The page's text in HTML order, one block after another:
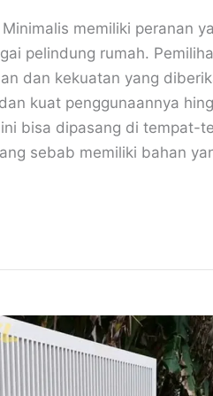
memiliki peranan
pelindung rumah.
dan kekuatan yang
kuat penggunaannya
bisa dipasang di tempat-
sebab memiliki bahan